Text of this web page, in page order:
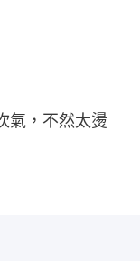
氣，不然太燙